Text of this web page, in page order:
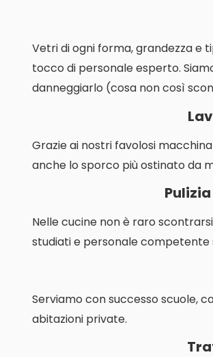
Vetri di ogni forma, grandezza e
tocco di personale esperto.
danneggiarlo (cosa non così
Grazie ai nostri favolosi
anche lo sporco più ostinato da
Nelle cucine non è raro
studiati e personale competente
Serviamo con successo scuole,
abitazioni private.